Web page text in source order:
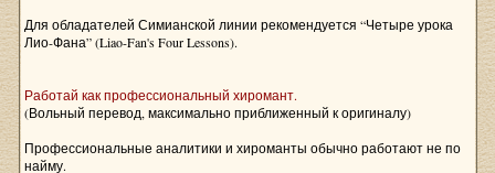
Для обладателей Симианской линии рекомендуется “Четыре урока
Лио-Фана” (Liao-Fan's Four Lessons).
Работай как профессиональный хиромант.
(Вольный перевод, максимально приближенный к оригиналу)
Профессиональные аналитики и хироманты обычно работают не по
найму.